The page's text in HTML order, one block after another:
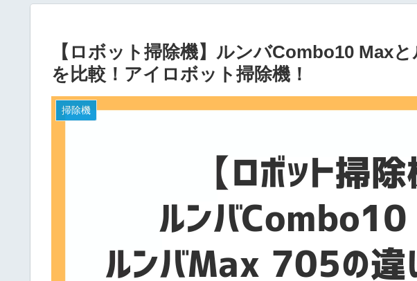
【ロボット掃除機】ルンバCombo10 Max
を比較！アイロボット掃除機！
掃除機